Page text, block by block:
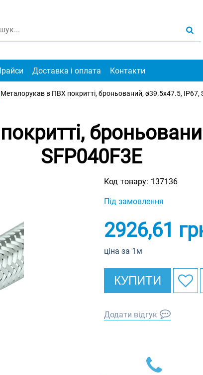
Доставка і оплата Контакти
Металорукав в ПВХ покритті, броньований, ø39.5x47.5, IP67,
SFP040F3E
Код товару: 137136
Під замовлення
2926,61
ціна за 1м
КУПИТИ
Додати відгук